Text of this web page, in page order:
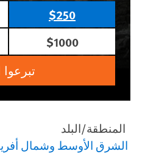
$250
$1000
تبرعوا
المنطقة/البلد
الشرق الأوسط وشمال